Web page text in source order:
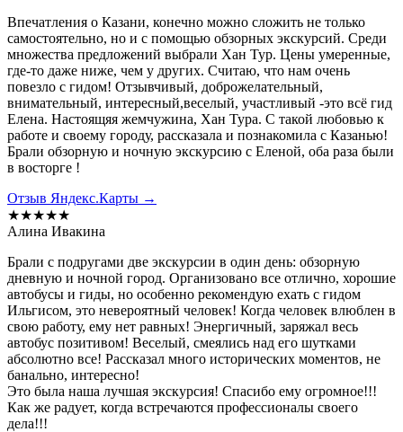
Впечатления о Казани, конечно можно сложить не только
самостоятельно, но и с помощью обзорных экскурсий. Среди
множества предложений выбрали Хан Тур. Цены умеренные,
где-то даже ниже, чем у других. Считаю, что нам очень
повезло с гидом! Отзывчивый, доброжелательный,
внимательный, интересный,веселый, участливый -это всё гид
Елена. Настоящяя жемчужина, Хан Тура. С такой любовью к
работе и своему городу, рассказала и познакомила с Казанью!
Брали обзорную и ночную экскурсию с Еленой, оба раза были
в восторге !
Отзыв Яндекс.Карты →
★★★★★
Алина Ивакина
Брали с подругами две экскурсии в один день: обзорную
дневную и ночной город. Организовано все отлично, хорошие
автобусы и гиды, но особенно рекомендую ехать с гидом
Ильгисом, это невероятный человек! Когда человек влюблен в
свою работу, ему нет равных! Энергичный, заряжал весь
автобус позитивом! Веселый, смеялись над его шутками
абсолютно все! Рассказал много исторических моментов, не
банально, интересно!
Это была наша лучшая экскурсия! Спасибо ему огромное!!!
Как же радует, когда встречаются профессионалы своего
дела!!!